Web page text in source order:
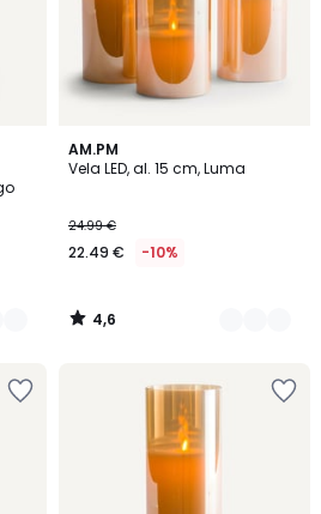
AM.PM
Vela LED, al. 15 cm, Luma
24.99 €
22.49 € -10%
4,6
/ 5
2
Colores
4,6
/